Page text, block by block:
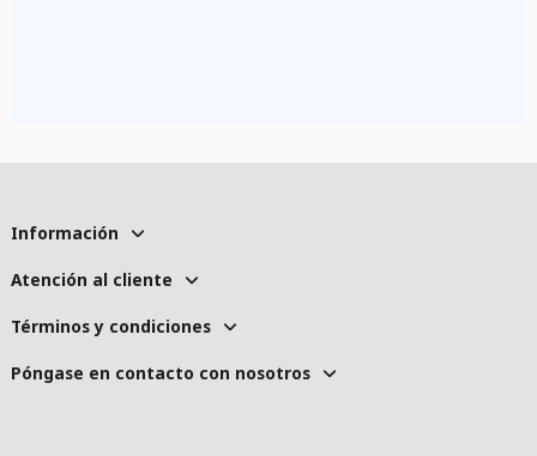
Información
Atención al cliente
Términos y condiciones
Póngase en contacto con nosotros